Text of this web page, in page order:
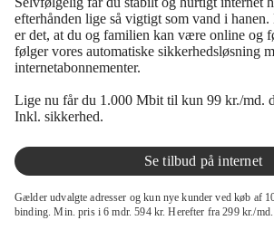
efterhånden lige så vigtigt som vand i
er det, at du og familien kan være online og
følger vores automatiske sikkerhedsløsning
internetabonnementer.
Lige nu får du 1.000 Mbit til kun 99 kr./md.
Inkl. sikkerhed.
Se tilbud på internet
Gælder udvalgte adresser og kun nye kunder ved køb af
binding. Min. pris i 6 mdr. 594 kr. Herefter fra 299 kr./md.